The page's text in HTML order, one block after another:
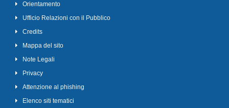
Orientamento
Ufficio Relazioni con il Pubblico
Credits
Mappa del sito
Note Legali
Privacy
Attenzione al phishing
Elenco siti tematici